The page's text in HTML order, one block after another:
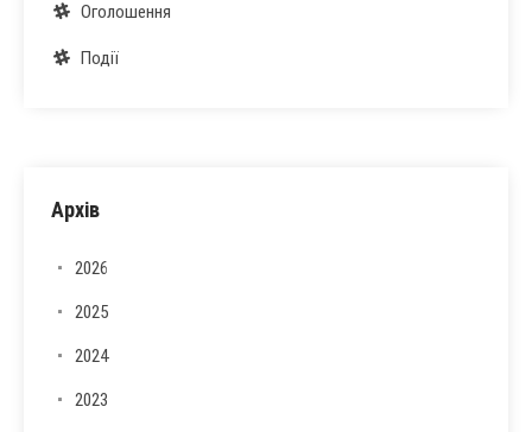
Оголошення
Події
Архів
2026
2025
2024
2023